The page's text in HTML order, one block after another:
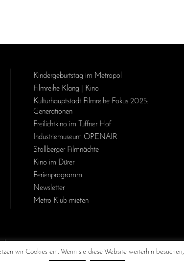
Kinder­geburts­tag im Metropol
Filmreihe Klang | Kino
Kulturhauptstadt Filmreihe Fokus 2025:
Generationen
Freilichtkino im Tuffner Hof
Industriemuseum OPENAIR
Stollberger Filmnächte
Kino im Dürer
Ferienprogramm
Newsletter
Metro Klub mieten
@chemnitzkinometropol
wir Cookies ein. Wenn sie diese Website weiterhin